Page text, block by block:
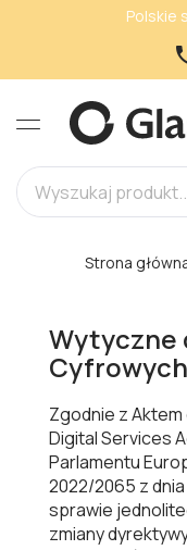
Polskie
Strona
Wytyczne
Zgodnie z
Digital Services
Parlamentu
2022/2065 z
sprawie
zmiany